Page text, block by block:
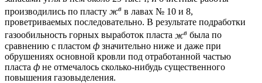
производились по пласту жв в лавах № 10 и 8,
проветриваемых последовательно. В результате подработки
газообильность горных выработок пласта жв была по
сравнению с пластом ф значительно ниже и даже при
обрушениях основной кровли под отработанной частью
пласта ф не отмечалось сколько-нибудь существенного
повышения газовыделения.